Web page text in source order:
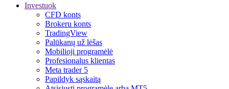
Investuok
CFD konts
Brokeru konts
TradingView
Palūkanų už lėšas
Mobilioji programėlė
Profesionalus klientas
Meta trader 5
Papildyk sąskaitą